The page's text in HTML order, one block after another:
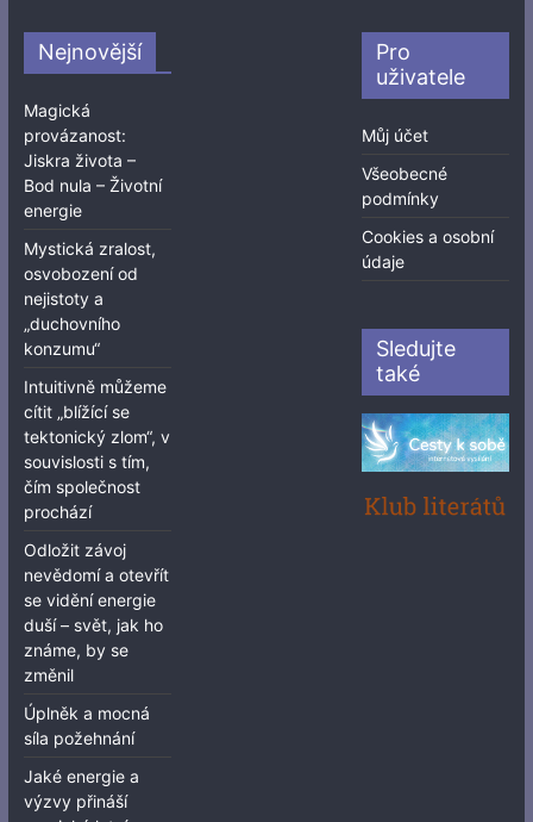
Nejnovější
Magická
provázanost:
Jiskra života –
Bod nula – Životní
energie
Mystická zralost,
osvobození od
nejistoty a
„duchovního
konzumu“
Intuitivně můžeme
cítit „blížící se
tektonický zlom“, v
souvislosti s tím,
čím společnost
prochází
Odložit závoj
nevědomí a otevřít
se vidění energie
duší – svět, jak ho
známe, by se
změnil
Úplněk a mocná
síla požehnání
Jaké energie a
výzvy přináší
Pro
uživatele
Můj účet
Všeobecné
podmínky
Cookies a osobní
údaje
Sledujte
také